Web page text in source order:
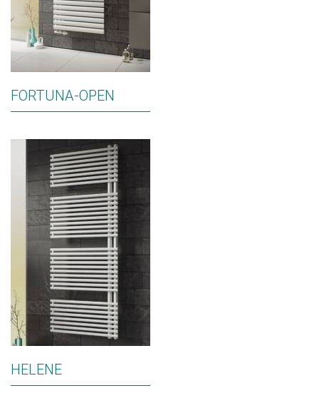
FORTUNA-OPEN
HELENE